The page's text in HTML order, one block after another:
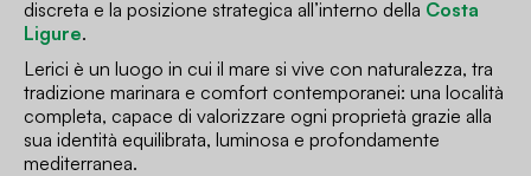
discreta e la posizione strategica all’interno della Costa
Ligure.
Lerici è un luogo in cui il mare si vive con naturalezza, tra
tradizione marinara e comfort contemporanei: una località
completa, capace di valorizzare ogni proprietà grazie alla
sua identità equilibrata, luminosa e profondamente
mediterranea.